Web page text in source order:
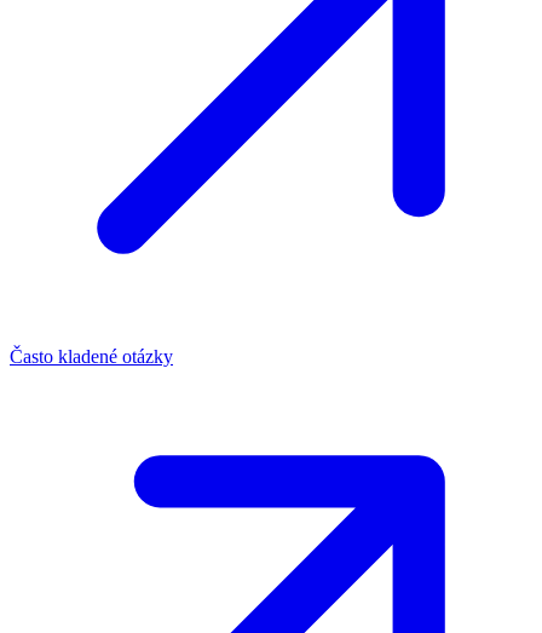
Často kladené otázky